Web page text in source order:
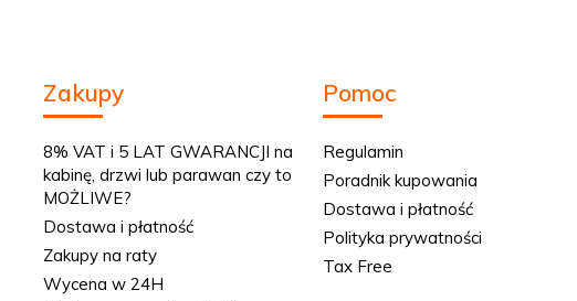
Zakupy
8% VAT i 5 LAT GWARANCJI na
kabinę, drzwi lub parawan czy to
MOŻLIWE?
Dostawa i płatność
Zakupy na raty
Wycena w 24H
Pomoc
Regulamin
Poradnik kupowania
Dostawa i płatność
Polityka prywatności
Tax Free